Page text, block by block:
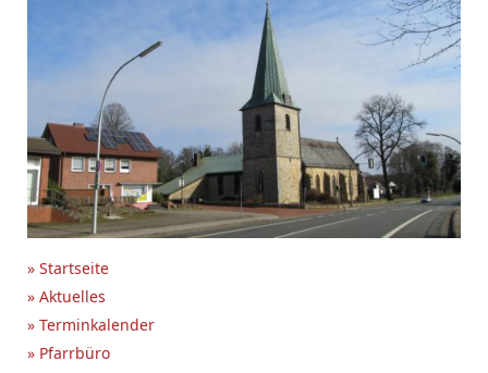
» Startseite
» Aktuelles
» Terminkalender
» Pfarrbüro